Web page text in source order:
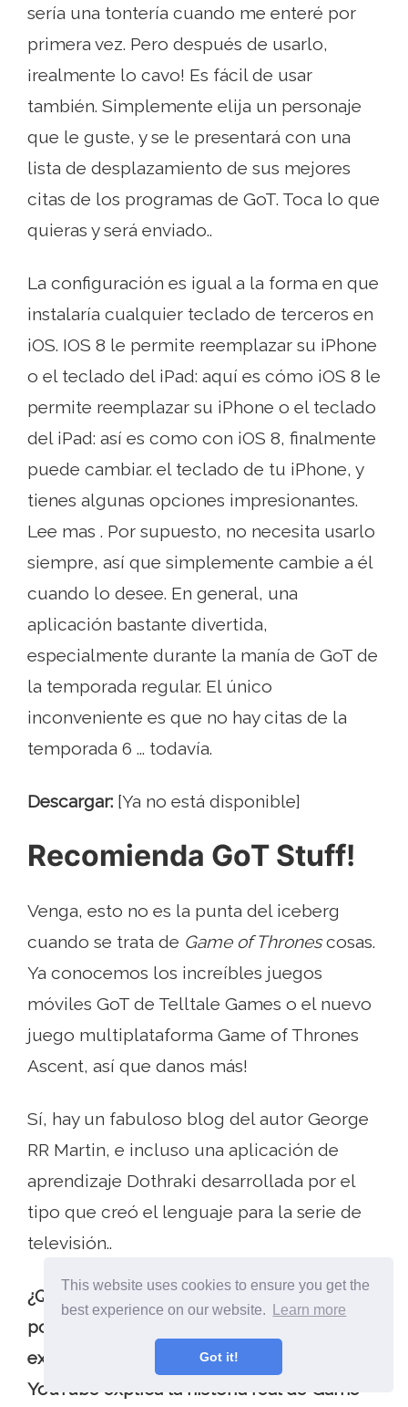
This website uses cookies to ensure you get the
best experience on our website.
Learn more
Got it!
sería una tontería cuando me enteré por
primera vez. Pero después de usarlo,
¡realmente lo cavo! Es fácil de usar
también. Simplemente elija un personaje
que le guste, y se le presentará con una
lista de desplazamiento de sus mejores
citas de los programas de GoT. Toca lo que
quieras y será enviado..
La configuración es igual a la forma en que
instalaría cualquier teclado de terceros en
iOS. IOS 8 le permite reemplazar su iPhone
o el teclado del iPad: aquí es cómo iOS 8 le
permite reemplazar su iPhone o el teclado
del iPad: así es como con iOS 8, finalmente
puede cambiar. el teclado de tu iPhone, y
tienes algunas opciones impresionantes.
Lee mas . Por supuesto, no necesita usarlo
siempre, así que simplemente cambie a él
cuando lo desee. En general, una
aplicación bastante divertida,
especialmente durante la manía de GoT de
la temporada regular. El único
inconveniente es que no hay citas de la
temporada 6 ... todavía.
Descargar: [Ya no está disponible]
Recomienda GoT Stuff!
Venga, esto no es la punta del iceberg
cuando se trata de Game of Thronescosas.
Ya conocemos los increíbles juegos
móviles GoT de Telltale Games o el nuevo
juego multiplataforma Game of Thrones
Ascent, así que danos más!
Sí, hay un fabuloso blog del autor George
RR Martin, e incluso una aplicación de
aprendizaje Dothraki desarrollada por el
tipo que creó el lenguaje para la serie de
televisión..
¿Qué otros sitios fantásticos de GoT, foros,
podcasts, canales de YouTube? YouTube
explica la historia real de Game of Thrones.
YouTube explica la historia real de Game